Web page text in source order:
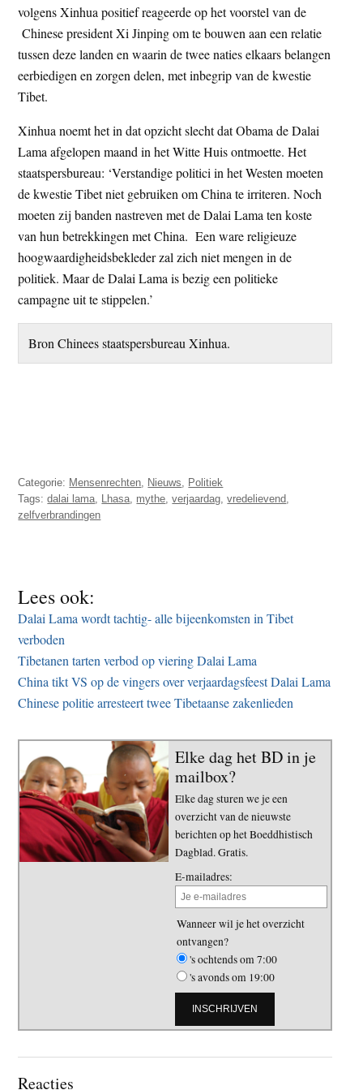
volgens Xinhua positief reageerde op het voorstel van de
Chinese president Xi Jinping om te bouwen aan een relatie
tussen deze landen en waarin de twee naties elkaars belangen
eerbiedigen en zorgen delen, met inbegrip van de kwestie
Tibet.
Xinhua noemt het in dat opzicht slecht dat Obama de Dalai
Lama afgelopen maand in het Witte Huis ontmoette. Het
staatspersbureau: ‘Verstandige politici in het Westen moeten
de kwestie Tibet niet gebruiken om China te irriteren. Noch
moeten zij banden nastreven met de Dalai Lama ten koste
van hun betrekkingen met China. Een ware religieuze
hoogwaardigheidsbekleder zal zich niet mengen in de
politiek. Maar de Dalai Lama is bezig een politieke
campagne uit te stippelen.’
Bron Chinees staatspersbureau Xinhua.
Categorie: Mensenrechten, Nieuws, Politiek
Tags:dalai lama, Lhasa, mythe,verjaardag,vredelievend,
zelfverbrandingen
Lees ook:
Dalai Lama wordt tachtig- alle bijeenkomsten in Tibet
verboden
Tibetanen tarten verbod op viering Dalai Lama
China tikt VS op de vingers over verjaardagsfeest Dalai Lama
Chinese politie arresteert twee Tibetaanse zakenlieden
Elke dag het BD in je
mailbox?
Elke dag sturen we je een
overzicht van de nieuwste
berichten op het Boeddhistisch
Dagblad. Gratis.
E-mailadres:
Wanneer wil je het overzicht
ontvangen?
's ochtends om 7:00
's avonds om 19:00
Lees
Reacties